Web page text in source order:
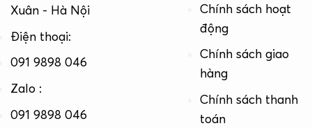
Xuân - Hà Nội
Điện thoại:
091 9898 046
Zalo :
091 9898 046
Chính sách hoạt
động
Chính sách giao
hàng
Chính sách thanh
toán